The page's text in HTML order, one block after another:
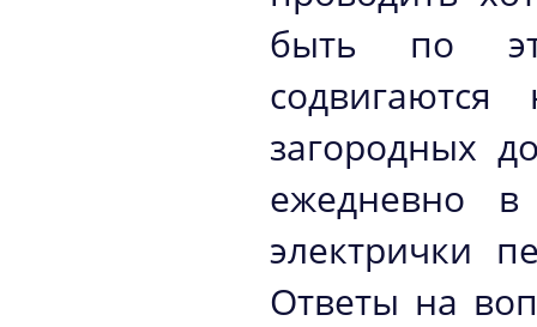
быть по
загородных
ежедневно
электрички
Ответы на